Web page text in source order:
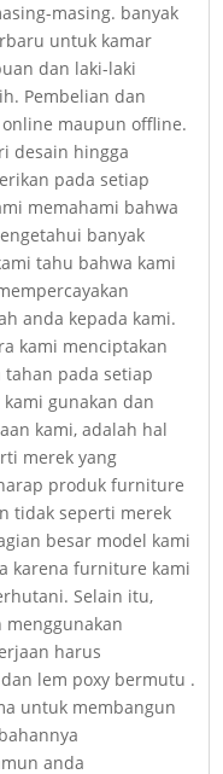
masing. banyak
untuk kamar
dan laki-laki
Pembelian dan
maupun offline.
desain hingga
pada setiap
memahami bahwa
banyak
tahu bahwa kami
anda kepada kami.
kami menciptakan
tahan pada setiap
gunakan dan
kami, adalah hal
merek yang
produk furniture
tidak seperti merek
besar model kami
karena furniture kami
Selain itu,
menggunakan
harus
lem poxy bermutu .
untuk membangun
anda